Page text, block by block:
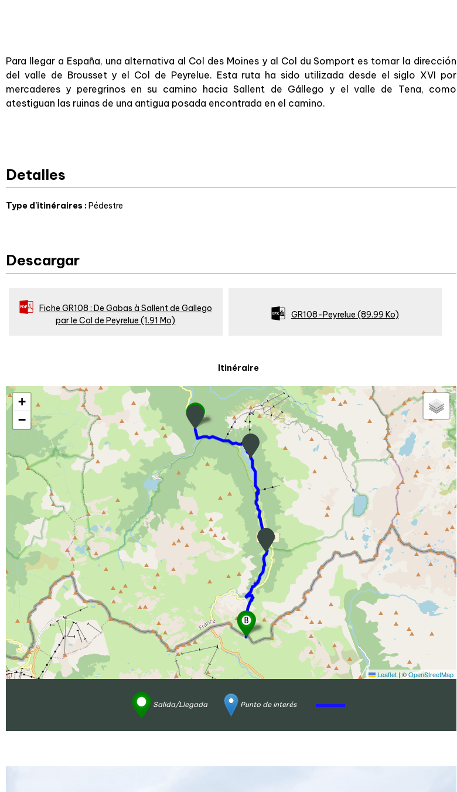
Para llegar a España, una alternativa al Col des Moines y al Col du Somport es tomar la dirección
del valle de Brousset y el Col de Peyrelue. Esta ruta ha sido utilizada desde el siglo XVI por
mercaderes y peregrinos en su camino hacia Sallent de Gállego y el valle de Tena, como
atestiguan las ruinas de una antigua posada encontrada en el camino.
Detalles
Type d'itinéraires :Pédestre
Descargar
Fiche GR108 : De Gabas à Sallent de Gallego
par le Col de Peyrelue(1.91 Mo)
GR108-Peyrelue (89.99 Ko)
Itinéraire
+
−
Leaflet | ©OpenStreetMap
Salida/Llegada Punto de interés